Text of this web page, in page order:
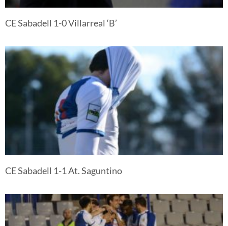
CE Sabadell 1-0 Villarreal ‘B’
CE Sabadell 1-1 At. Saguntino